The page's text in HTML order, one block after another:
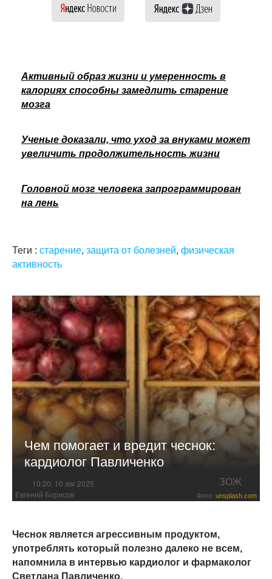
Активный образ жизни и умеренность в
калориях способны замедлить старение
мозга
Ученые доказали, что уход за внуками может
увеличить продолжительность жизни
Головной мозг человека запрограммирован
на лень
Теги : старение, защита от болезней, физическая
активность
Чем помогает и вредит чеснок:
кардиолог Павличенко
10:20, 10 авг 2025 ЗОЖ
Евгений Борисов Фото: unsplash.com
Чеснок является агрессивным продуктом,
употреблять который полезно далеко не всем,
напомнила в интервью кардиолог и фармаколог
Светлана Павличенко.